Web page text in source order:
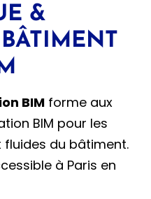
&
BIM forme aux
BIM pour les
du bâtiment.
à Paris en